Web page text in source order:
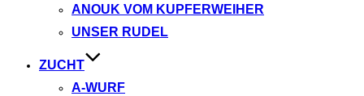
ANOUK VOM KUPFERWEIHER
UNSER RUDEL
ZUCHT
A-WURF